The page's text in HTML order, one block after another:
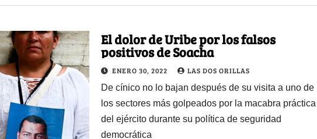
El dolor de Uribe por los falsos
positivos de Soacha
ENERO 30, 2022 LAS DOS ORILLAS
De cínico no lo bajan después de su visita a uno de
los sectores más golpeados por la macabra práctica
del ejército durante su política de seguridad
democrática